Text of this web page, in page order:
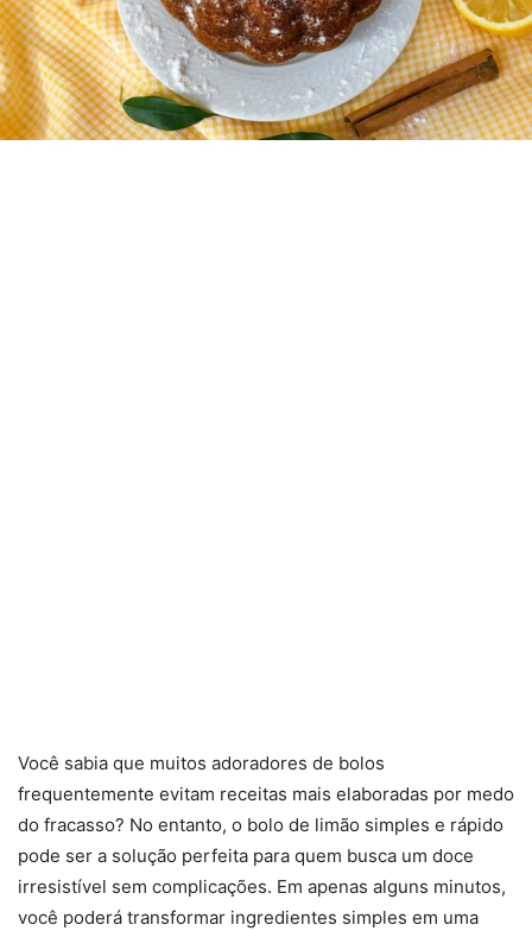
Você sabia que muitos adoradores de bolos
frequentemente evitam receitas mais elaboradas por medo
do fracasso? No entanto, o bolo de limão simples e rápido
pode ser a solução perfeita para quem busca um doce
irresistível sem complicações. Em apenas alguns minutos,
você poderá transformar ingredientes simples em uma